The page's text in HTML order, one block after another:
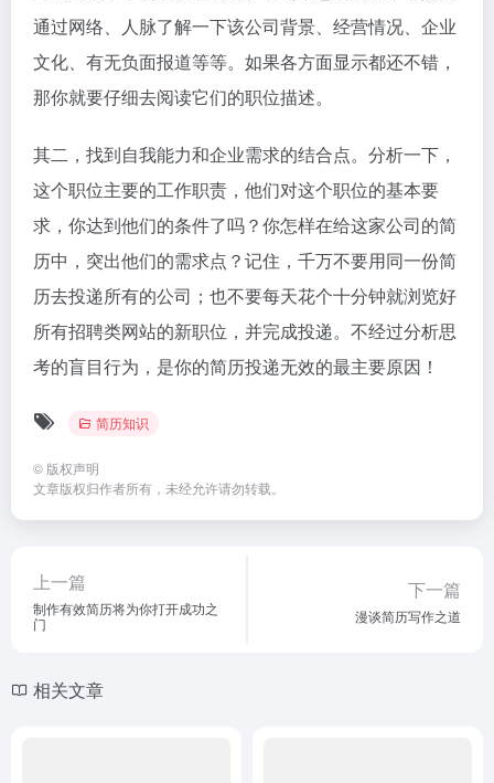
通过网络、人脉了解一下该公司背景、经营情况、企业
文化、有无负面报道等等。如果各方面显示都还不错，
那你就要仔细去阅读它们的职位描述。
其二，找到自我能力和企业需求的结合点。分析一下，
这个职位主要的工作职责，他们对这个职位的基本要
求，你达到他们的条件了吗？你怎样在给这家公司的简
历中，突出他们的需求点？记住，千万不要用同一份简
历去投递所有的公司；也不要每天花个十分钟就浏览好
所有招聘类网站的新职位，并完成投递。不经过分析思
考的盲目行为，是你的简历投递无效的最主要原因！
简历知识
© 版权声明
文章版权归作者所有，未经允许请勿转载。
上一篇
制作有效简历将为你打开成功之
门
下一篇
漫谈简历写作之道
相关文章